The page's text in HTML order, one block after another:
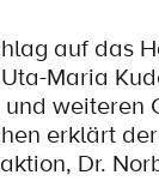
auf das
Maria
weiteren
erklärt
Dr.